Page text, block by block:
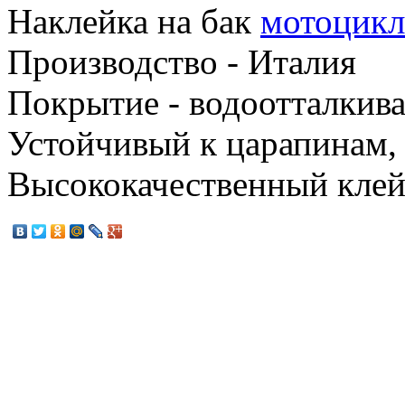
Наклейка на бак
Производство - Италия
Покрытие -
Устойчивый к
Высококачественный